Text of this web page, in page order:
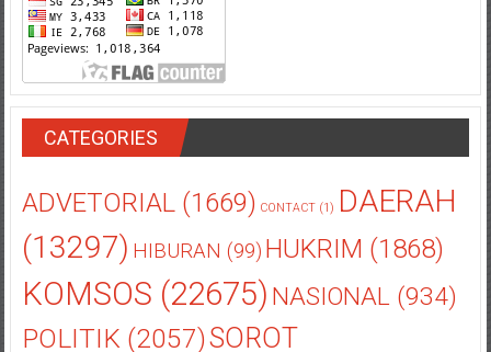
ADVETORIAL(1669) CONTACT(1) DAERAH
(13297) HIBURAN(99) HUKRIM(1868)
KOMSOS(22675)NASIONAL